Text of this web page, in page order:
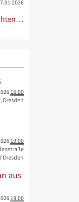
16:00
Dresden
19:00
Dresden
aus
19:00